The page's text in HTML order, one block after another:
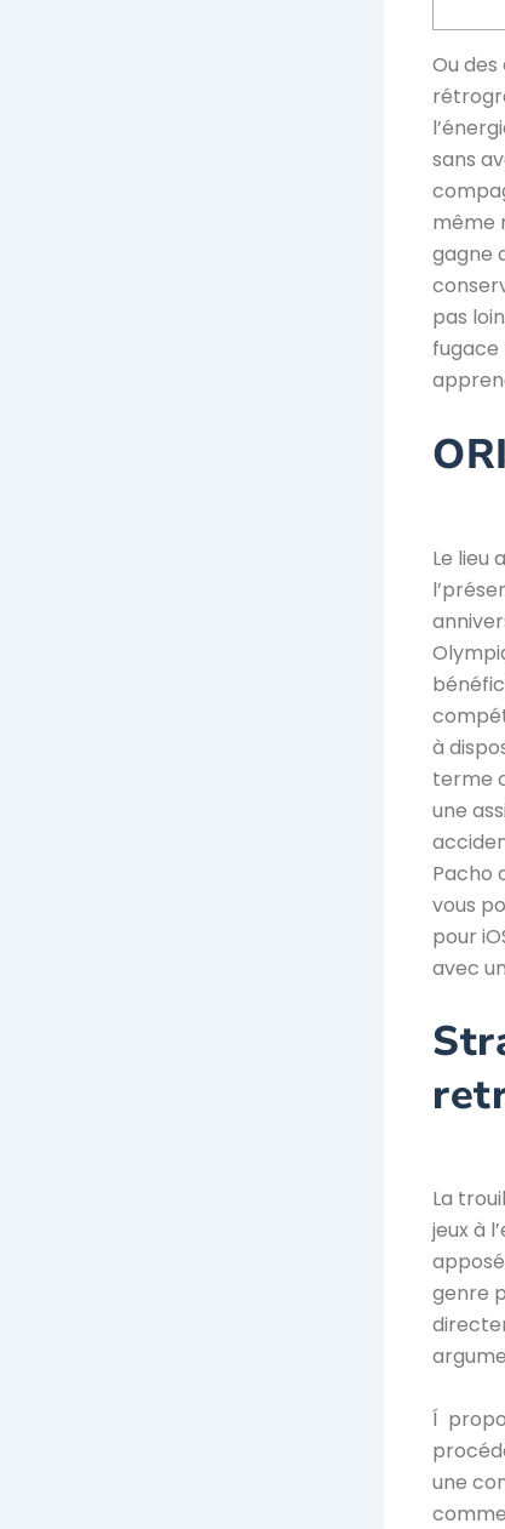
Ou des
sans
même
gagne
pas
fugace
Le lieu
à
terme
une
Pacho
vous
pour
avec
La
jeux à
genre
Í
une